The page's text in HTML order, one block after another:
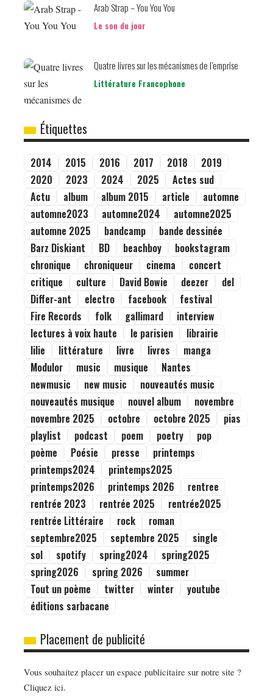
Arab Strap – You You You
Le son du jour
Quatre livres sur les mécanismes de l’emprise
Littérature Francophone
Étiquettes
2014 2015 2016 2017 2018
2019
2020
2023 2024 2025
Actes sud
Actu
album album 2015 article
automne
automne2023
automne2024
automne2025
automne 2025
bandcamp
bande dessinée
Barz Diskiant
BD beachboy
bookstagram
chronique
chroniqueur cinema
concert
critique
culture David Bowie deezer
del
Differ-ant
electro facebook
festival
Fire Records
folk gallimard
interview
lectures à voix haute
le parisien
librairie
lilie
littérature livre livres
manga
Modulor
music musique
Nantes
newmusic
new music
nouveautés music
nouveautés musique
nouvel album
novembre
novembre 2025
octobre octobre 2025
pias
playlist
podcast poem poetry
pop
poème
Poésie presse
printemps
printemps2024
printemps2025
printemps2026
printemps 2026
rentree
rentrée 2023
rentrée 2025
rentrée2025
rentrée Littéraire
rock
roman
septembre2025
septembre 2025
single
sol
spotify spring2024
spring2025
spring2026
spring 2026
summer
Tout un poème
twitter winter
youtube
éditions sarbacane
Placement de publicité
Vous souhaitez placer un espace publicitaire sur notre site ?
Cliquez ici.